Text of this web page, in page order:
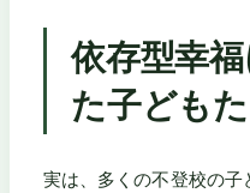
依存型幸
た子ども
実は、多くの不登校の